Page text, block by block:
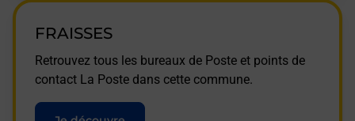
FRAISSES
Retrouvez tous les bureaux de Poste et points de
contact La Poste dans cette commune.